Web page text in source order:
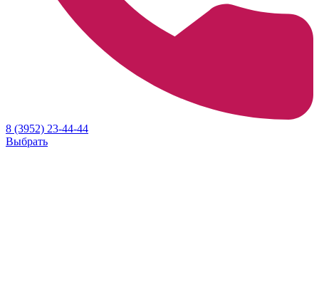
8 (3952) 23-44-44
Выбрать